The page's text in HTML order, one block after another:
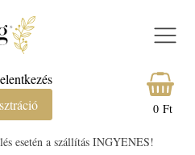
esetén a szállítás INGYENES!
0 Ft